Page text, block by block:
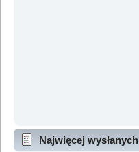
Najwięcej wysłanych